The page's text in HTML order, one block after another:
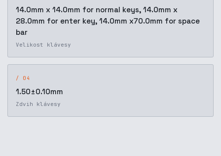
14.0mm x 14.0mm for normal keys, 14.0mm x
28.0mm for enter key, 14.0mm x70.0mm for space
bar
Velikost klávesy
/ 04
1.50±0.10mm
Zdvih klávesy